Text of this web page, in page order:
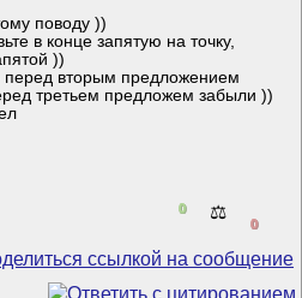
поводу ))
в конце запятую на точку,
))
вторым предложением
третьем предложем забыли ))
0 ⚖️
0